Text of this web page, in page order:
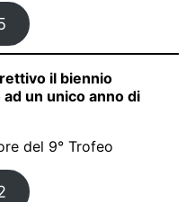
il biennio
un unico anno di
del 9° Trofeo